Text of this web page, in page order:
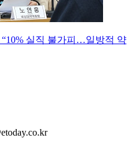
실직 불가피…일방적 약